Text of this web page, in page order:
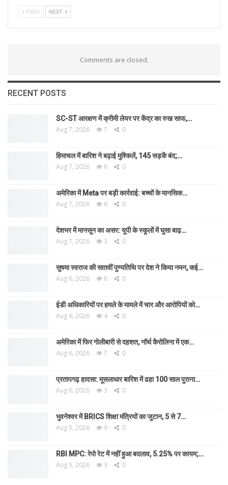
PREV NEXT
Comments are closed.
RECENT POSTS
SC-ST आरक्षण में क्रीमी लेयर पर केंद्र का रुख साफ,…
Aug 7, 2026 7 0
हिमाचल में बारिश ने बढ़ाई मुश्किलें, 145 सड़कें बंद;…
Aug 7, 2026 6 0
अमेरिका में Meta पर बड़ी कार्रवाई: बच्चों के मानसिक…
Aug 7, 2026 6 0
देशभर में मानसून का असर: यूपी के स्कूलों में घुसा बाढ़…
Aug 7, 2026 3 0
सुषमा स्वराज की सातवीं पुण्यतिथि पर देश ने किया नमन, कई…
Aug 6, 2026 8 0
ईडी अधिकारियों पर हमले के मामले में चार और आरोपियों को…
Aug 6, 2026 4 0
अमेरिका में फिर गोलीबारी से दहशत, नॉर्थ कैरोलिना में एक…
Aug 6, 2026 7 0
प्रतापगढ़ हादसा: मूसलाधार बारिश में ढहा 100 साल पुराना…
Aug 6, 2026 3 0
भुवनेश्वर में BRICS शिक्षा मंत्रियों का जुटान, 5 से 7…
Aug 5, 2026 9 0
RBI MPC: रेपो रेट में नहीं हुआ बदलाव, 5.25% पर कायम;…
Aug 5, 2026 3 0